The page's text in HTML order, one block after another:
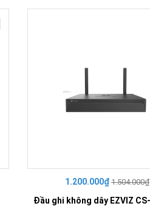
1.200.000₫ 1.504.000₫